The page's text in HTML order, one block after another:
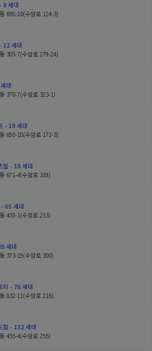
8 세대
698-10(수암로 124-3)
12 세대
385-7(수암로 279-24)
대
370-7(수암로 323-1)
- 19 세대
690-18(수암로 171-3)
빌 - 18 세대
671-4(수암로 189)
65 세대
455-1(수암로 253)
세대
373-19(수암로 300)
티 - 76 세대
832-11(수암로 216)
힐 - 132 세대
455-4(수암로 255)